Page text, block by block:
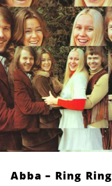
Abba – Ring Ring